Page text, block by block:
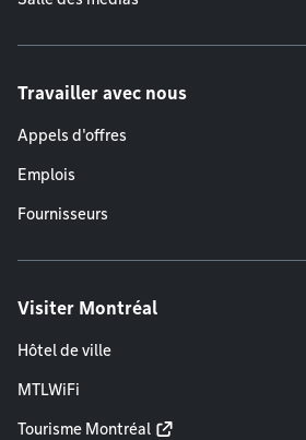
Travailler avec nous
Appels d'offres
Emplois
Fournisseurs
Visiter Montréal
Hôtel de ville
MTLWiFi
Tourisme Montréal